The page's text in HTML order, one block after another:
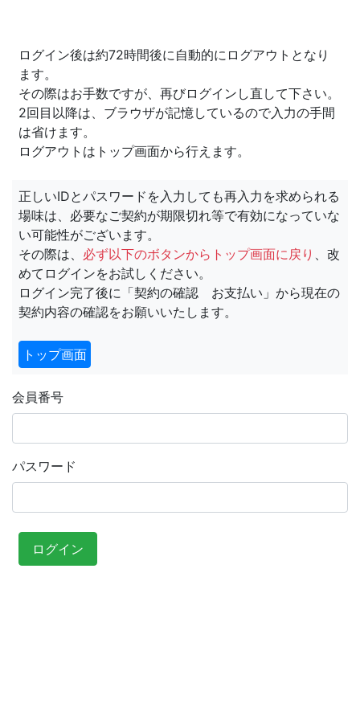
ログイン後は約72時間後に自動的にログアウトとなり
ます。
その際はお手数ですが、再びログインし直して下さい。
2回目以降は、ブラウザが記憶しているので入力の手間
は省けます。
ログアウトはトップ画面から行えます。
正しいIDとパスワードを入力しても再入力を求められる
場味は、必要なご契約が期限切れ等で有効になっていな
い可能性がございます。
その際は、 必ず以下のボタンからトップ画面に戻り 、改
めてログインをお試しください。
ログイン完了後に「契約の確認 お支払い」から現在の
契約内容の確認をお願いいたします。
トップ画面
会員番号
パスワード